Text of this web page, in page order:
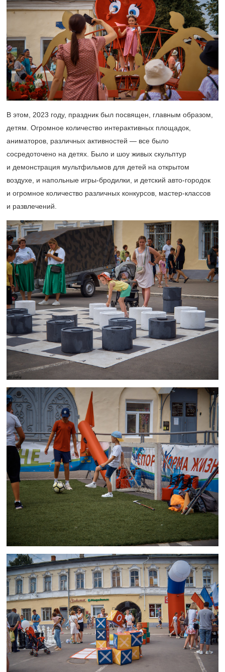
В этом, 2023 году, праздник был посвящен, главным образом,
детям. Огромное количество интерактивных площадок,
аниматоров, различных активностей — все было
сосредоточено на детях. Было и шоу живых скульптур
и демонстрация мультфильмов для детей на открытом
воздухе, и напольные игры-бродилки, и детский авто-городок
и огромное количество различных конкурсов, мастер-классов
и развлечений.